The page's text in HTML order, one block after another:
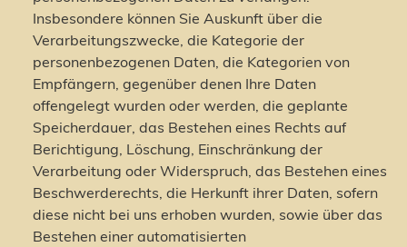
Insbesondere können Sie Auskunft über die
Verarbeitungszwecke, die Kategorie der
personenbezogenen Daten, die Kategorien von
Empfängern, gegenüber denen Ihre Daten
offengelegt wurden oder werden, die geplante
Speicherdauer, das Bestehen eines Rechts auf
Berichtigung, Löschung, Einschränkung der
Verarbeitung oder Widerspruch, das Bestehen eines
Beschwerderechts, die Herkunft ihrer Daten, sofern
diese nicht bei uns erhoben wurden, sowie über das
Bestehen einer automatisierten